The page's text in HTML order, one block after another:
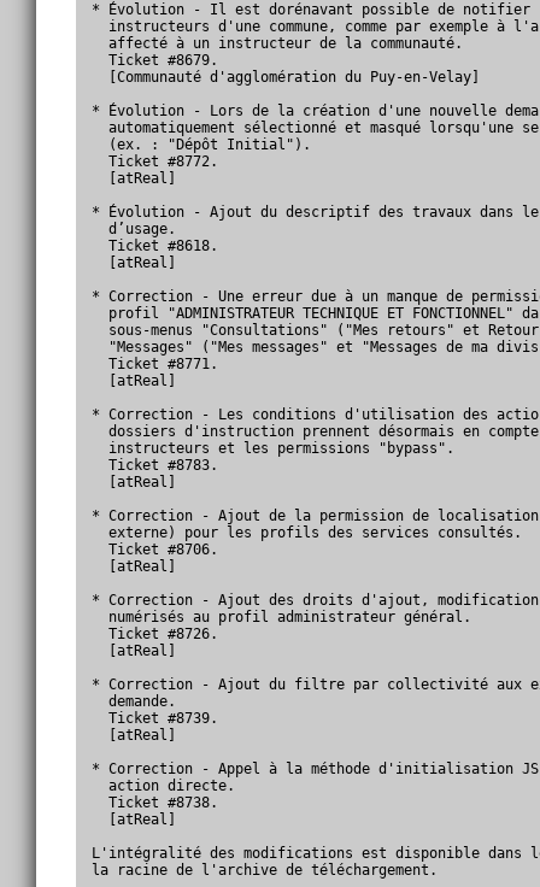
* Évolution - Il est dorénavant possible de notifier
instructeurs d'une commune, comme par exemple à
  affecté à un instructeur de la communauté.
  Ticket #8679.
  [Communauté d'agglomération du Puy-en-Velay]
* Évolution - Lors de la création d'une nouvelle
automatiquement sélectionné et masqué lorsqu'une
  (ex. : "Dépôt Initial").
  Ticket #8772.
  [atReal]
* Évolution - Ajout du descriptif des travaux dans
  d’usage.
  Ticket #8618.
  [atReal]
* Correction - Une erreur due à un manque de
profil "ADMINISTRATEUR TECHNIQUE ET FONCTIONNEL"
sous-menus "Consultations" ("Mes retours" et
"Messages" ("Mes messages" et "Messages de ma
  Ticket #8771.
  [atReal]
* Correction - Les conditions d'utilisation des
dossiers d'instruction prennent désormais en
  instructeurs et les permissions "bypass".
  Ticket #8783.
  [atReal]
* Correction - Ajout de la permission de
  externe) pour les profils des services consultés.
  Ticket #8706.
  [atReal]
* Correction - Ajout des droits d'ajout, modification,
  numérisés au profil administrateur général.
  Ticket #8726.
  [atReal]
* Correction - Ajout du filtre par collectivité aux
  demande.
  Ticket #8739.
  [atReal]
* Correction - Appel à la méthode d'initialisation
  action directe.
  Ticket #8738.
  [atReal]
L'intégralité des modifications est disponible dans
la racine de l'archive de téléchargement.